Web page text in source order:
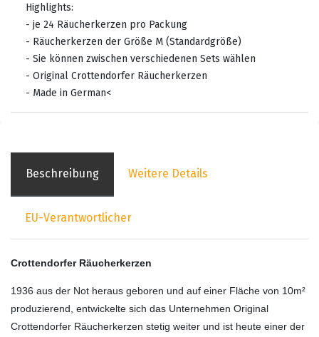
Highlights:
- je 24 Räucherkerzen pro Packung
- Räucherkerzen der Größe M (Standardgröße)
- Sie können zwischen verschiedenen Sets wählen
- Original Crottendorfer Räucherkerzen
- Made in German<
Beschreibung Weitere Details
EU-Verantwortlicher
Crottendorfer Räucherkerzen
1936 aus der Not heraus geboren und auf einer Fläche von 10m²
produzierend, entwickelte sich das Unternehmen Original
Crottendorfer Räucherkerzen stetig weiter und ist heute einer der